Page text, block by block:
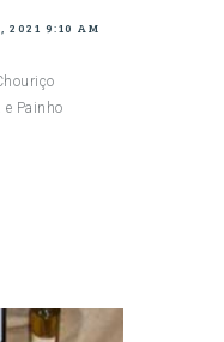
2021 9:10 AM
Painho